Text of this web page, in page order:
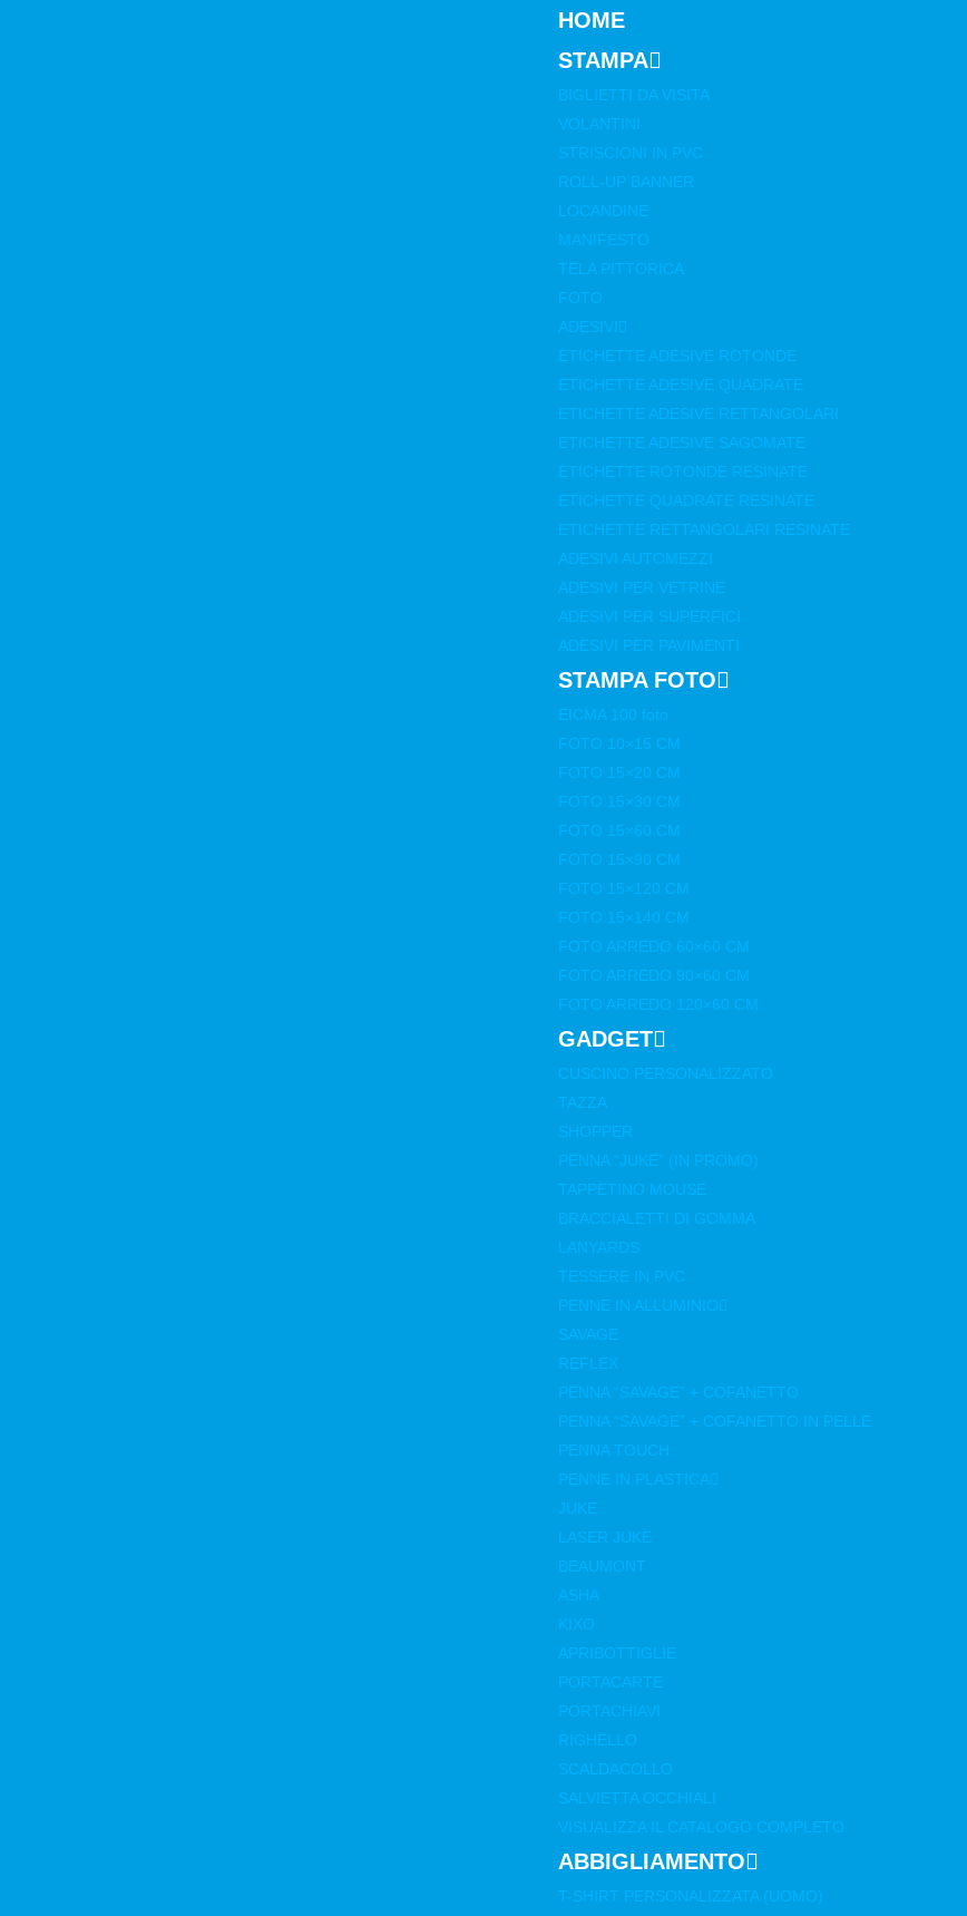
HOME
STAMPA
BIGLIETTI DA VISITA
VOLANTINI
STRISCIONI IN PVC
ROLL-UP BANNER
LOCANDINE
MANIFESTO
TELA PITTORICA
FOTO
ADESIVI
ETICHETTE ADESIVE ROTONDE
ETICHETTE ADESIVE QUADRATE
ETICHETTE ADESIVE RETTANGOLARI
ETICHETTE ADESIVE SAGOMATE
ETICHETTE ROTONDE RESINATE
ETICHETTE QUADRATE RESINATE
ETICHETTE RETTANGOLARI RESINATE
ADESIVI AUTOMEZZI
ADESIVI PER VETRINE
ADESIVI PER SUPERFICI
ADESIVI PER PAVIMENTI
STAMPA FOTO
EICMA 100 foto
FOTO 10×15 CM
FOTO 15×20 CM
FOTO 15×30 CM
FOTO 15×60 CM
FOTO 15×90 CM
FOTO 15×120 CM
FOTO 15×140 CM
FOTO ARREDO 60×60 CM
FOTO ARREDO 90×60 CM
FOTO ARREDO 120×60 CM
GADGET
CUSCINO PERSONALIZZATO
TAZZA
SHOPPER
PENNA “JUKE” (IN PROMO)
TAPPETINO MOUSE
BRACCIALETTI DI GOMMA
LANYARDS
TESSERE IN PVC
PENNE IN ALLUMINIO
SAVAGE
REFLEX
PENNA “SAVAGE” + COFANETTO
PENNA “SAVAGE” + COFANETTO IN PELLE
PENNA TOUCH
PENNE IN PLASTICA
JUKE
LASER JUKE
BEAUMONT
ASHA
KIXO
APRIBOTTIGLIE
PORTACARTE
PORTACHIAVI
RIGHELLO
SCALDACOLLO
SALVIETTA OCCHIALI
VISUALIZZA IL CATALOGO COMPLETO
ABBIGLIAMENTO
T-SHIRT PERSONALIZZATA (UOMO)